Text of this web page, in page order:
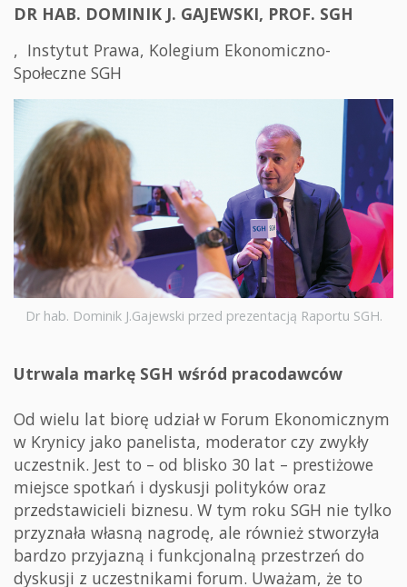
DR HAB. DOMINIK J. GAJEWSKI, PROF. SGH
, Instytut Prawa, Kolegium Ekonomiczno-
Społeczne SGH
Dr hab. Dominik J.Gajewski przed prezentacją Raportu SGH.
Utrwala markę SGH wśród pracodawców
Od wielu lat biorę udział w Forum Ekonomicznym
w Krynicy jako panelista, moderator czy zwykły
uczestnik. Jest to – od blisko 30 lat – prestiżowe
miejsce spotkań i dyskusji polityków oraz
przedstawicieli biznesu. W tym roku SGH nie tylko
przyznała własną nagrodę, ale również stworzyła
bardzo przyjazną i funkcjonalną przestrzeń do
dyskusji z uczestnikami forum. Uważam, że to